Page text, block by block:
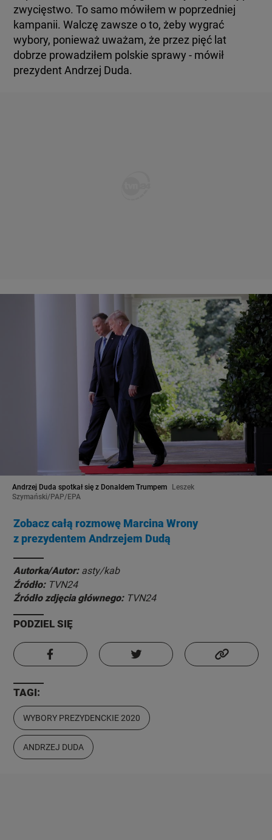
zwycięstwo. To samo mówiłem w poprzedniej
kampanii. Walczę zawsze o to, żeby wygrać
wybory, ponieważ uważam, że przez pięć lat
dobrze prowadziłem polskie sprawy - mówił
prezydent Andrzej Duda.
Andrzej Duda spotkał się z Donaldem Trumpem
Leszek
Szymański/PAP/EPA
Zobacz całą rozmowę Marcina Wrony
z prezydentem Andrzejem Dudą
Autorka/Autor: asty/kab
Źródło: TVN24
Źródło zdjęcia głównego: TVN24
PODZIEL SIĘ
TAGI:
WYBORY PREZYDENCKIE 2020
ANDRZEJ DUDA